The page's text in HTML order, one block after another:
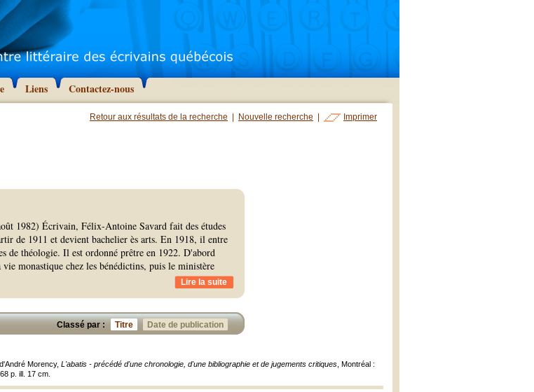
Liens Contactez-nous
Retour aux résultats de la recherche Nouvelle recherche Imprimer
1982) Écrivain, Félix-Antoine Savard fait des études
de 1911 et devient bachelier ès arts. En 1918, il entre
de théologie. Il est ordonné prêtre en 1922. D'abord
monastique chez les bénédictins, puis le ministère
Lire la suite
Classé par : Titre Date de publication
Morency, L'abatis - précédé d'une chronologie, d'une bibliographie et de jugements critiques , Montréal :
p. ill. 17 cm.